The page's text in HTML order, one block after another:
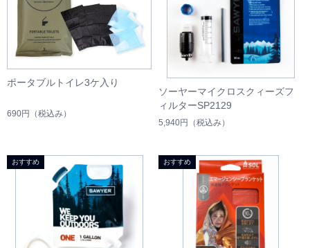
ポータブルトイレ3ケ入り
690円 （税込み）
ソーヤーマイクロスクィーズフ
ィルターSP2129
5,940円 （税込み）